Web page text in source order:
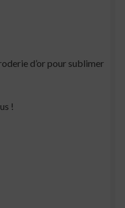
d’or pour sublimer
!